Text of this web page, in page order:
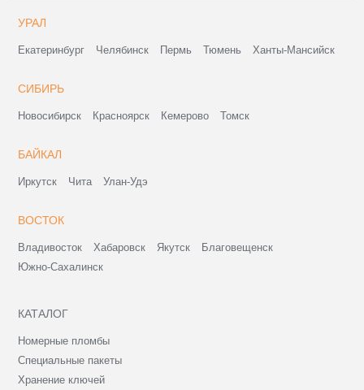
УРАЛ
Екатеринбург Челябинск Пермь Тюмень Ханты-Мансийск
СИБИРЬ
Новосибирск Красноярск Кемерово Томск
БАЙКАЛ
Иркутск Чита Улан-Удэ
ВОСТОК
Владивосток Хабаровск Якутск
Благовещенск
Южно-Сахалинск
КАТАЛОГ
Номерные пломбы
Специальные пакеты
Хранение ключей